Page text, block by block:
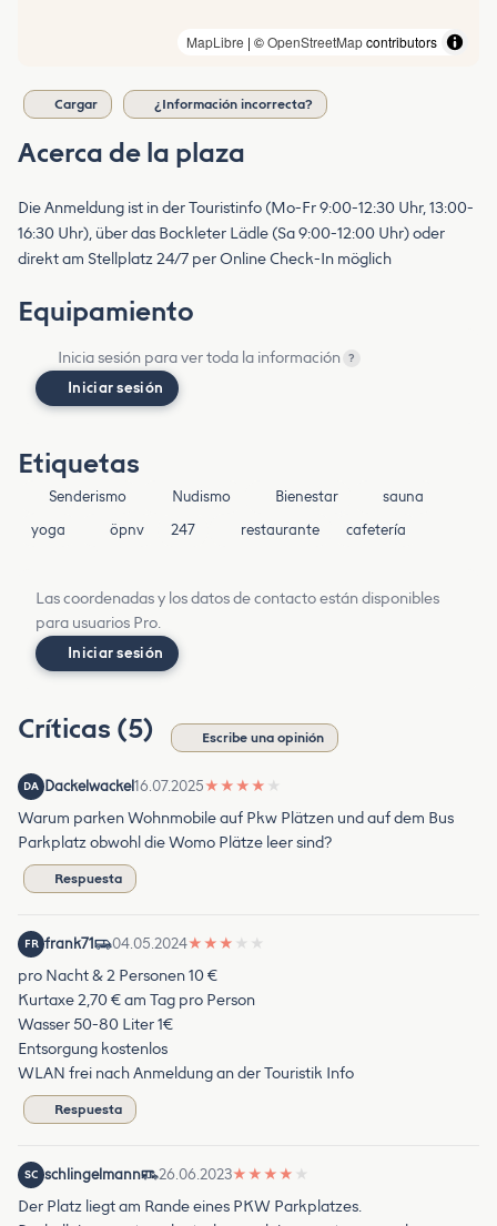
MapLibre | ©OpenStreetMapcontributors
Cargar ¿Información incorrecta?
Acerca de la plaza
Die Anmeldung ist in der Touristinfo (Mo-Fr 9:00-12:30 Uhr, 13:00-
16:30 Uhr), über das Bockleter Lädle (Sa 9:00-12:00 Uhr) oder
direkt am Stellplatz 24/7 per Online Check-In möglich
Equipamiento
Inicia sesión para ver toda la información ?
Iniciar sesión
Etiquetas
Senderismo Nudismo Bienestar
sauna
yoga
öpnv 247 restaurante cafetería
Las coordenadas y los datos de contacto están disponibles
para usuarios Pro.
Iniciar sesión
Críticas (5) Escribe una opinión
DA Dackelwackel16.07.2025★ ★ ★ ★ ★
Warum parken Wohnmobile auf Pkw Plätzen und auf dem Bus
Parkplatz obwohl die Womo Plätze leer sind?
Respuesta
FR frank71 04.05.2024★ ★ ★ ★ ★
pro Nacht & 2 Personen 10 €
Kurtaxe 2,70 € am Tag pro Person
Wasser 50-80 Liter 1€
Entsorgung kostenlos
WLAN frei nach Anmeldung an der Touristik Info
Respuesta
SC schlingelmann 26.06.2023★ ★ ★ ★ ★
Der Platz liegt am Rande eines PKW Parkplatzes.